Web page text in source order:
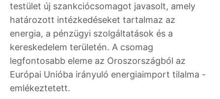
testület új szankciócsomagot javasolt, amely
határozott intézkedéseket tartalmaz az
energia, a pénzügyi szolgáltatások és a
kereskedelem területén. A csomag
legfontosabb eleme az Oroszországból az
Európai Unióba irányuló energiaimport tilalma -
emlékeztetett.